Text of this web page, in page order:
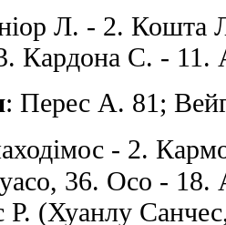
Л. - 2. Кошта
Кардона С. - 11.
: Перес А. 81;
- 2.
36. Осо -
Р. (Хуанлу